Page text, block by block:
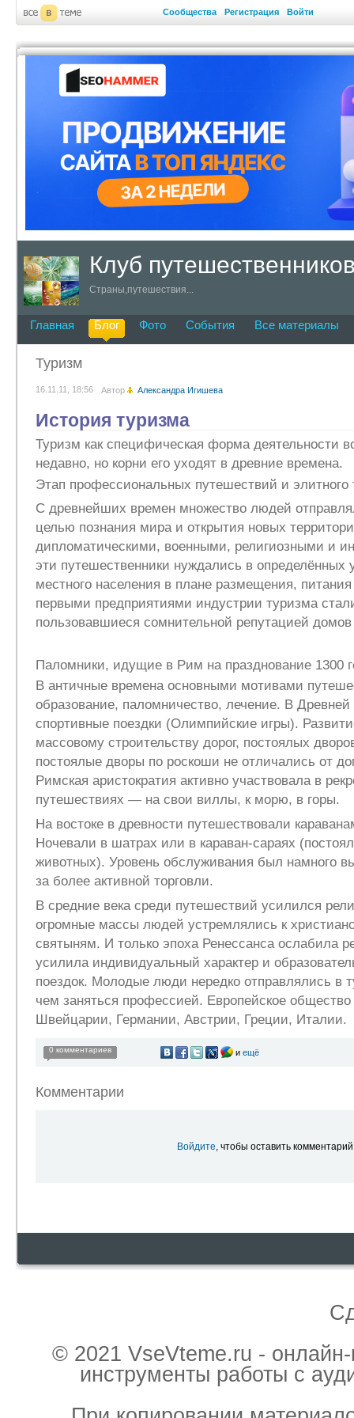
Сообщества Регистрация Войти
Клуб
Страны,путешествия...
Главная Блог Фото События Все материалы
Туризм
16.11.11, 18:56 Автор Александра Игишева
История туризма
Туризм как специфическая форма деятельности
недавно, но корни его уходят в древние времена.
Этап профессиональных путешествий и элитного
С древнейших времен множество людей
целью познания мира и открытия новых
дипломатическими, военными, религиозными и
эти путешественники нуждались в определённых
местного населения в плане размещения,
первыми предприятиями индустрии туризма
пользовавшиеся сомнительной репутацией
Паломники, идущие в Рим на празднование 1300
В античные времена основными мотивами
образование, паломничество, лечение. В
спортивные поездки (Олимпийские игры).
массовому строительству дорог, постоялых
постоялые дворы по роскоши не отличались от
Римская аристократия активно участвовала в
путешествиях — на свои виллы, к морю, в горы.
На востоке в древности путешествовали
Ночевали в шатрах или в караван-сараях
животных). Уровень обслуживания был намного
за более активной торговли.
В средние века среди путешествий усилился
огромные массы людей устремлялись к
святыням. И только эпоха Ренессанса ослабила
усилила индивидуальный характер и
поездок. Молодые люди нередко отправлялись в
чем заняться профессией. Европейское общество
Швейцарии, Германии, Австрии, Греции, Италии.
0 комментариев и ещё
Комментарии
Войдите, чтобы оставить комментарий
© 2021 VseVteme.ru -
инструменты работы с